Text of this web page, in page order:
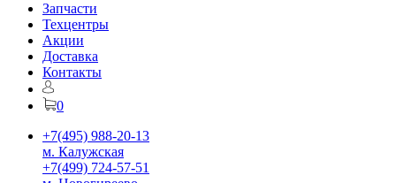
Запчасти
Техцентры
Акции
Доставка
Контакты
0
+7(495) 988-20-13
м. Калужская
+7(499) 724-57-51